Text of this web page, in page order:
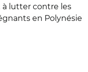
lutter contre les
en Polynésie